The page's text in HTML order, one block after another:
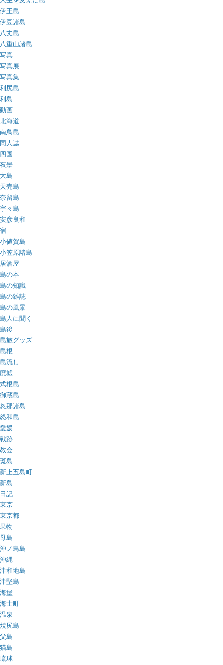
伊王島
伊豆諸島
八丈島
八重山諸島
写真
写真展
写真集
利尻島
利島
動画
北海道
南鳥島
同人誌
四国
夜景
大島
天売島
奈留島
宇々島
安彦良和
宿
小値賀島
小笠原諸島
居酒屋
島の本
島の知識
島の雑誌
島の風景
島人に聞く
島後
島旅グッズ
島根
島流し
廃墟
式根島
御蔵島
忽那諸島
怒和島
愛媛
戦跡
教会
斑島
新上五島町
新島
日記
東京
東京都
果物
母島
沖ノ鳥島
沖縄
津和地島
津堅島
海堡
海士町
温泉
焼尻島
父島
猫島
琉球